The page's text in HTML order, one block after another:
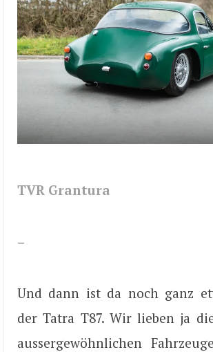
TVR Grantura
–
Und dann ist da noch ganz
der Tatra T87. Wir lieben ja
aussergewöhnlichen